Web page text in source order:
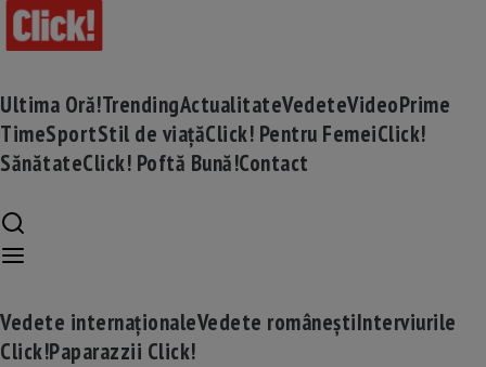
Ultima Oră!TrendingActualitateVedeteVideoPrime
TimeSportStil de viațăClick! Pentru FemeiClick!
SănătateClick! Poftă Bună!Contact
Vedete internaționaleVedete româneștiInterviurile
Click!Paparazzii Click!